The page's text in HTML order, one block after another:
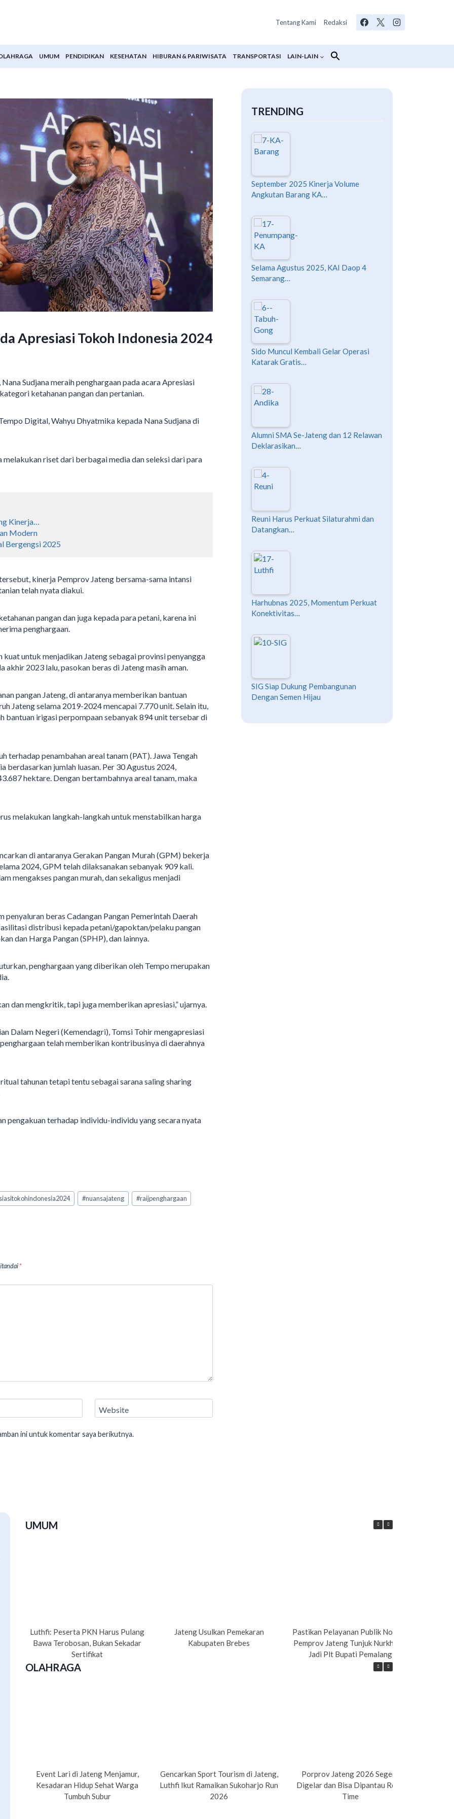
Tentang Kami Redaksi
UMUM PENDIDIKAN KESEHATAN HIBURAN & PARIWISATA TRANSPORTASI LAIN-LAIN
Apresiasi Tokoh Indonesia 2024
Sudjana meraih penghargaan pada acara Apresiasi
ketahanan pangan dan pertanian.
Digital, Wahyu Dhyatmika kepada Nana Sudjana di
riset dari berbagai media dan seleksi dari para
Kinerja…
Modern
Bergengsi 2025
kinerja Pemprov Jateng bersama-sama intansi
telah nyata diakui.
pangan dan juga kepada para petani, karena ini
penghargaan.
untuk menjadikan Jateng sebagai provinsi penyangga
akhir 2023 lalu, pasokan beras di Jateng masih aman.
pangan Jateng, di antaranya memberikan bantuan
Jateng selama 2019-2024 mencapai 7.770 unit. Selain itu,
bantuan irigasi perpompaan sebanyak 894 unit tersebar di
terhadap penambahan areal tanam (PAT). Jawa Tengah
berdasarkan jumlah luasan. Per 30 Agustus 2024,
hektare. Dengan bertambahnya areal tanam, maka
melakukan langkah-langkah untuk menstabilkan harga
di antaranya Gerakan Pangan Murah (GPM) bekerja
2024, GPM telah dilaksanakan sebanyak 909 kali.
mengakses pangan murah, dan sekaligus menjadi
beras Cadangan Pangan Pemerintah Daerah
distribusi kepada petani/gapoktan/pelaku pangan
dan Harga Pangan (SPHP), dan lainnya.
penghargaan yang diberikan oleh Tempo merupakan
dan mengkritik, tapi juga memberikan apresiasi,” ujarnya.
Dalam Negeri (Kemendagri), Tomsi Tohir mengapresiasi
telah memberikan kontribusinya di daerahnya
tahunan tetapi tentu sebagai sarana saling sharing
pengakuan terhadap individu-individu yang secara nyata
#nuansajateng #raijpenghargaan
*
Website
ini untuk komentar saya berikutnya.
TRENDING
September 2025 Kinerja Volume
Angkutan Barang KA…
Selama Agustus 2025, KAI Daop 4
Semarang…
Sido Muncul Kembali Gelar Operasi
Katarak Gratis…
Alumni SMA Se-Jateng dan 12 Relawan
Deklarasikan…
Reuni Harus Perkuat Silaturahmi dan
Datangkan…
Harhubnas 2025, Momentum Perkuat
Konektivitas…
SIG Siap Dukung Pembangunan
Dengan Semen Hijau
UMUM
Luthfi: Peserta PKN Harus Pulang
Bawa Terobosan, Bukan Sekadar
Sertifikat
Jateng Usulkan Pemekaran
Kabupaten Brebes
Pastikan Pelayanan Publik Normal,
Pemprov Jateng Tunjuk Nurkholes
Jadi Plt Bupati Pemalang
OLAHRAGA
Event Lari di Jateng Menjamur,
Kesadaran Hidup Sehat Warga
Tumbuh Subur
Gencarkan Sport Tourism di Jateng,
Luthfi Ikut Ramaikan Sukoharjo Run
2026
Porprov Jateng 2026 Segera
Digelar dan Bisa Dipantau Real-
Time